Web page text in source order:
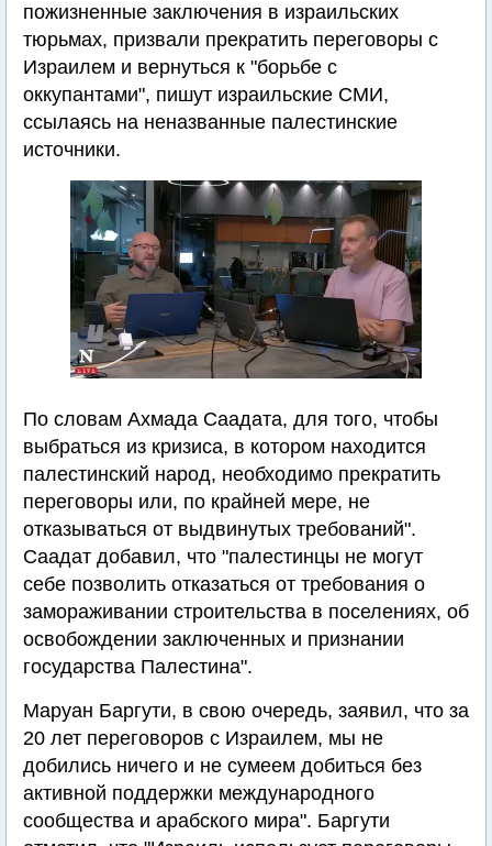
пожизненные заключения в израильских
тюрьмах, призвали прекратить переговоры с
Израилем и вернуться к "борьбе с
оккупантами", пишут израильские СМИ,
ссылаясь на неназванные палестинские
источники.
По словам Ахмада Саадата, для того, чтобы
выбраться из кризиса, в котором находится
палестинский народ, необходимо прекратить
переговоры или, по крайней мере, не
отказываться от выдвинутых требований".
Саадат добавил, что "палестинцы не могут
себе позволить отказаться от требования о
замораживании строительства в поселениях, об
освобождении заключенных и признании
государства Палестина".
Маруан Баргути, в свою очередь, заявил, что за
20 лет переговоров с Израилем, мы не
добились ничего и не сумеем добиться без
активной поддержки международного
сообщества и арабского мира". Баргути